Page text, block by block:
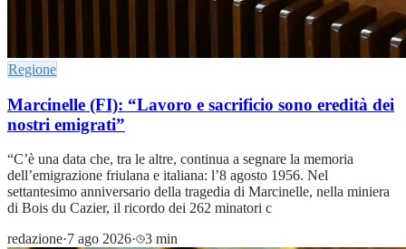
Regione
Marcinelle (FI): “Lavoro e sacrificio sono eredità dei
nostri emigrati”
“C’è una data che, tra le altre, continua a segnare la memoria
dell’emigrazione friulana e italiana: l’8 agosto 1956. Nel
settantesimo anniversario della tragedia di Marcinelle, nella miniera
di Bois du Cazier, il ricordo dei 262 minatori c
redazione·7 ago 2026· 3 min